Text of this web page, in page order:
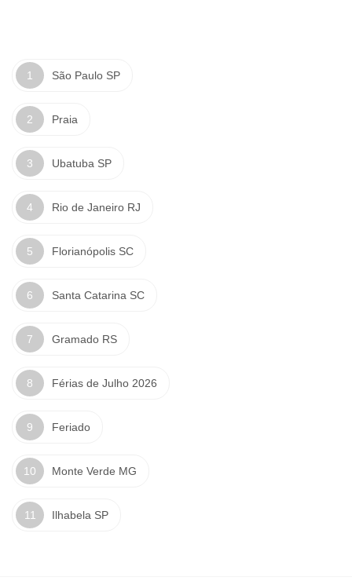
São Paulo SP
Praia
Ubatuba SP
Rio de Janeiro RJ
Florianópolis SC
Santa Catarina SC
Gramado RS
Férias de Julho 2026
Feriado
Monte Verde MG
Ilhabela SP